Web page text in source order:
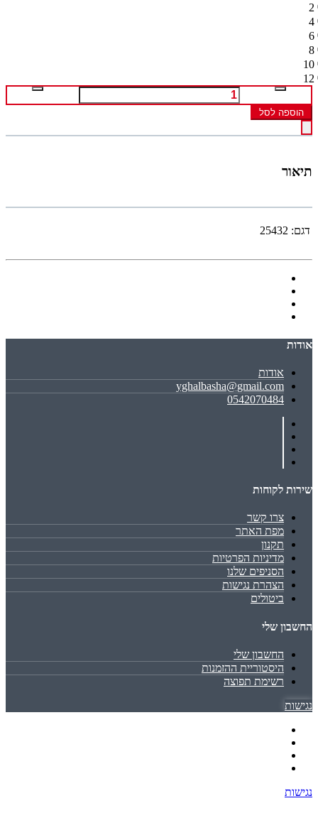
2
4
6
8
10
12
הוספה לסל
תיאור
דגם: 25432
אודות
אודות
yghalbasha@gmail.com
0542070484
שירות לקוחות
צרו קשר
מפת האתר
תקנון
מדיניות הפרטיות
הסניפים שלנו
הצהרת נגישות
ביטולים
החשבון שלי
החשבון שלי
היסטוריית ההזמנות
רשימת תפוצה
נגישות
נגישות